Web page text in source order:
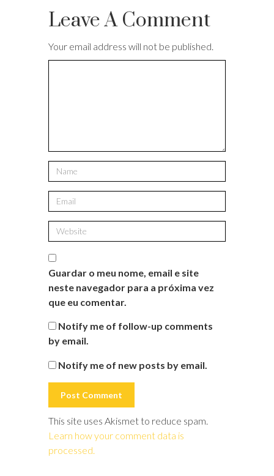
Leave A Comment
Your email address will not be published.
Guardar o meu nome, email e site
neste navegador para a próxima vez
que eu comentar.
Notify me of follow-up comments
by email.
Notify me of new posts by email.
This site uses Akismet to reduce spam.
Learn how your comment data is
processed.